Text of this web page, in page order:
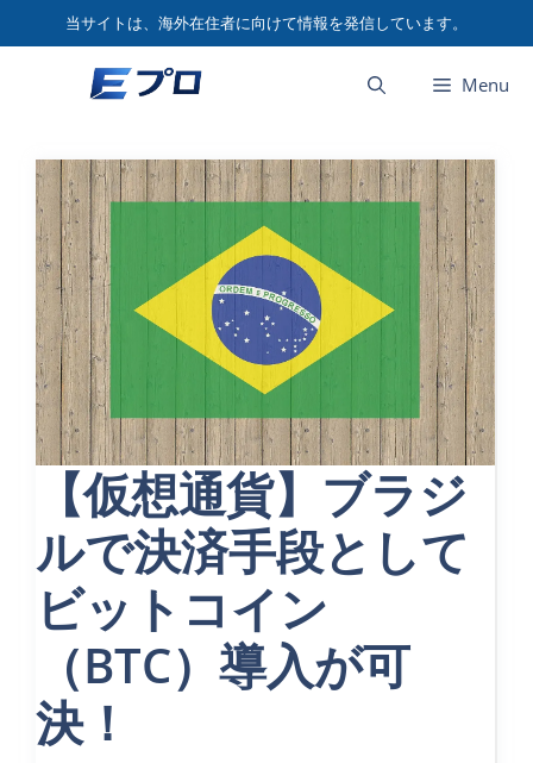
ン
当サイトは、海外在住者に向けて情報を発信しています。
Menu
【仮想通貨】ブラジ
ルで決済手段として
ビットコイン
（BTC）導入が可
決！